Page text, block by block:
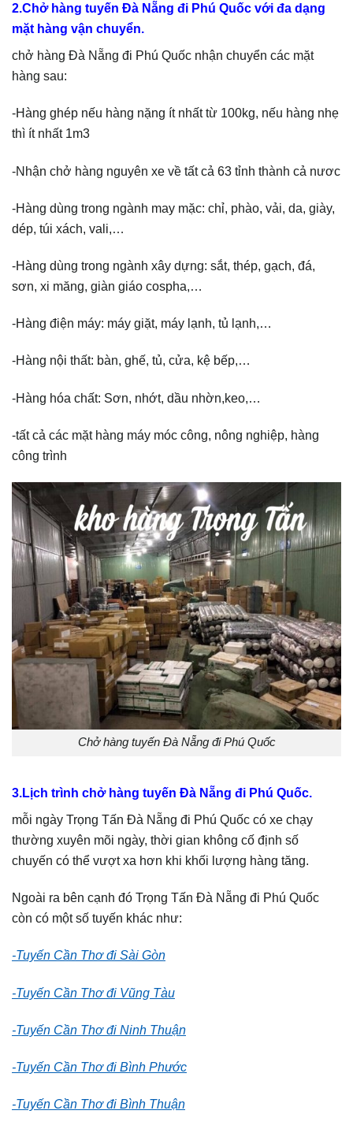
2.Chở hàng tuyến Đà Nẵng đi Phú Quốc với đa dạng
mặt hàng vận chuyển.
chở hàng Đà Nẵng đi Phú Quốc nhận chuyển các mặt
hàng sau:
-Hàng ghép nếu hàng nặng ít nhất từ 100kg, nếu hàng nhẹ
thì ít nhất 1m3
-Nhận chở hàng nguyên xe về tất cả 63 tỉnh thành cả nươc
-Hàng dùng trong ngành may mặc: chỉ, phào, vải, da, giày,
dép, túi xách, vali,…
-Hàng dùng trong ngành xây dựng: sắt, thép, gạch, đá,
sơn, xi măng, giàn giáo cospha,…
-Hàng điện máy: máy giặt, máy lạnh, tủ lạnh,…
-Hàng nội thất: bàn, ghế, tủ, cửa, kệ bếp,…
-Hàng hóa chất: Sơn, nhớt, dầu nhờn,keo,…
-tất cả các mặt hàng máy móc công, nông nghiệp, hàng
công trình
Chở hàng tuyến Đà Nẵng đi Phú Quốc
3.Lịch trình chở hàng tuyến Đà Nẵng đi Phú Quốc.
mỗi ngày Trọng Tấn Đà Nẵng đi Phú Quốc có xe chạy
thường xuyên mõi ngày, thời gian không cố định số
chuyến có thể vượt xa hơn khi khối lượng hàng tăng.
Ngoài ra bên cạnh đó Trọng Tấn Đà Nẵng đi Phú Quốc
còn có một số tuyến khác như:
-Tuyến Cần Thơ đi Sài Gòn
-Tuyến Cần Thơ đi Vũng Tàu
-Tuyến Cần Thơ đi Ninh Thuận
-Tuyến Cần Thơ đi Bình Phước
-Tuyến Cần Thơ đi Bình Thuận